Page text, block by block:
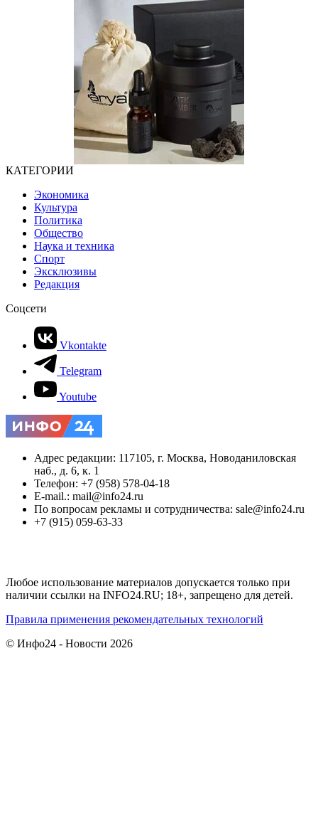
КАТЕГОРИИ
Экономика
Культура
Политика
Общество
Наука и техника
Спорт
Эксклюзивы
Редакция
Соцсети
Vkontakte
Telegram
Youtube
Адрес редакции: 117105, г. Москва, Новоданиловская
наб., д. 6, к. 1
Телефон: +7 (958) 578-04-18
E-mail.: mail@info24.ru
По вопросам рекламы и сотрудничества: sale@info24.ru
+7 (915) 059-63-33
Любое использование материалов допускается только при
наличии ссылки на INFO24.RU; 18+, запрещено для детей.
Правила применения рекомендательных технологий
© Инфо24 - Новости 2026